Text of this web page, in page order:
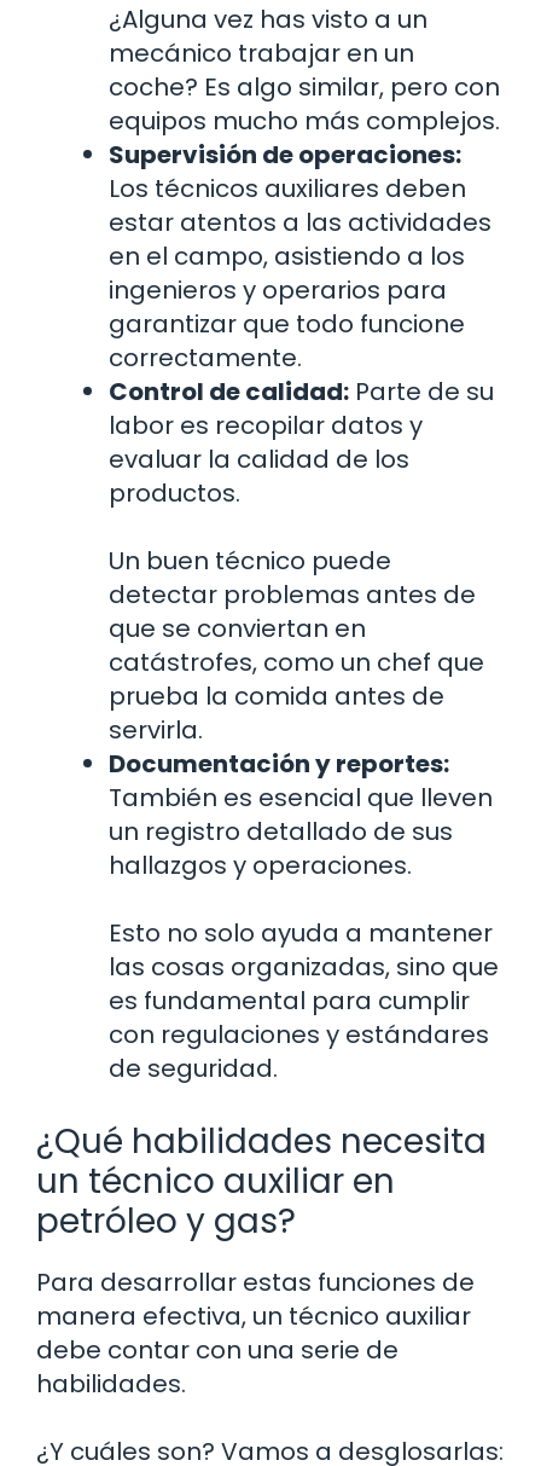
¿Alguna vez has visto a un
mecánico trabajar en un
coche? Es algo similar, pero con
equipos mucho más complejos.
Supervisión de operaciones:
Los técnicos auxiliares deben
estar atentos a las actividades
en el campo, asistiendo a los
ingenieros y operarios para
garantizar que todo funcione
correctamente.
Control de calidad: Parte de su
labor es recopilar datos y
evaluar la calidad de los
productos.
Un buen técnico puede
detectar problemas antes de
que se conviertan en
catástrofes, como un chef que
prueba la comida antes de
servirla.
Documentación y reportes:
También es esencial que lleven
un registro detallado de sus
hallazgos y operaciones.
Esto no solo ayuda a mantener
las cosas organizadas, sino que
es fundamental para cumplir
con regulaciones y estándares
de seguridad.
¿Qué habilidades necesita
un técnico auxiliar en
petróleo y gas?
Para desarrollar estas funciones de
manera efectiva, un técnico auxiliar
debe contar con una serie de
habilidades.
¿Y cuáles son? Vamos a desglosarlas: